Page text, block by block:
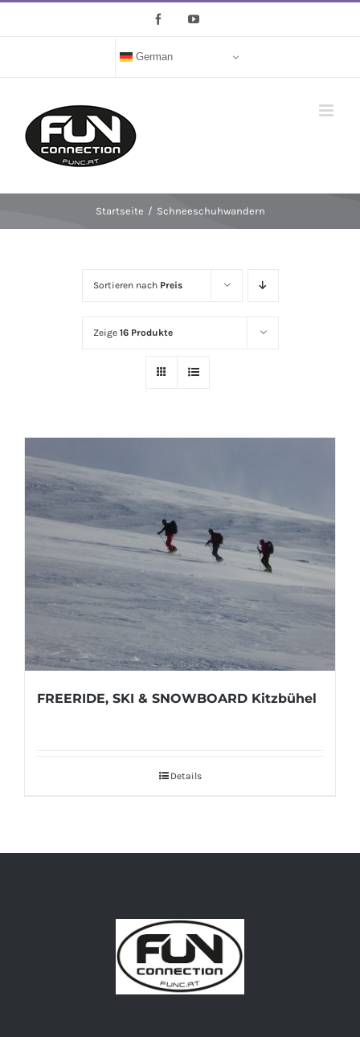
FacebookYouTube
German
Startseite / Schneeschuhwandern
Sortieren nach Preis
Zeige 16 Produkte
FREERIDE, SKI & SNOWBOARD Kitzbühel
Details